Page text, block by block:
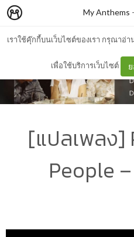
เราใช้คุ๊กกี้บนเว็บไซต์ของเรา กรุณาอ่
เพื่อใช้บริการเว็บไซต์
My Anthems
[แปลเพลง]
People